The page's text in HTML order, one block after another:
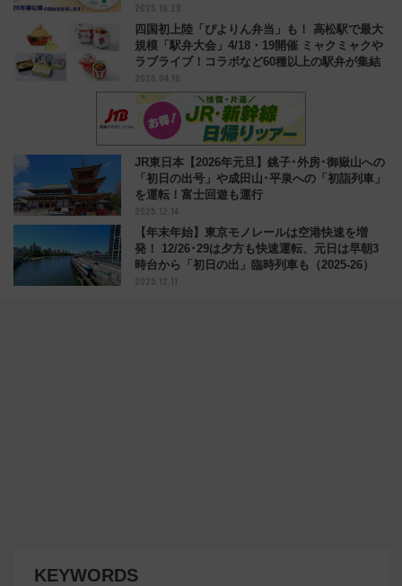
2025.10.29
四国初上陸「ぴよりん弁当」も！ 高松駅で最大
規模「駅弁大会」4/18・19開催 ミャクミャクや
ラブライブ！コラボなど60種以上の駅弁が集結
2026.04.10
JR東日本【2026年元旦】銚子･外房･御嶽山への
「初日の出号」や成田山･平泉への「初詣列車」
を運転！富士回遊も運行
2025.12.14
【年末年始】東京モノレールは空港快速を増
発！ 12/26･29は夕方も快速運転、元日は早朝3
時台から「初日の出」臨時列車も（2025-26）
2025.12.11
KEYWORDS